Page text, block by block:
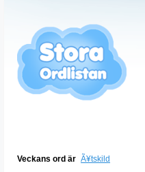
Veckans ord är Ã¥tskild